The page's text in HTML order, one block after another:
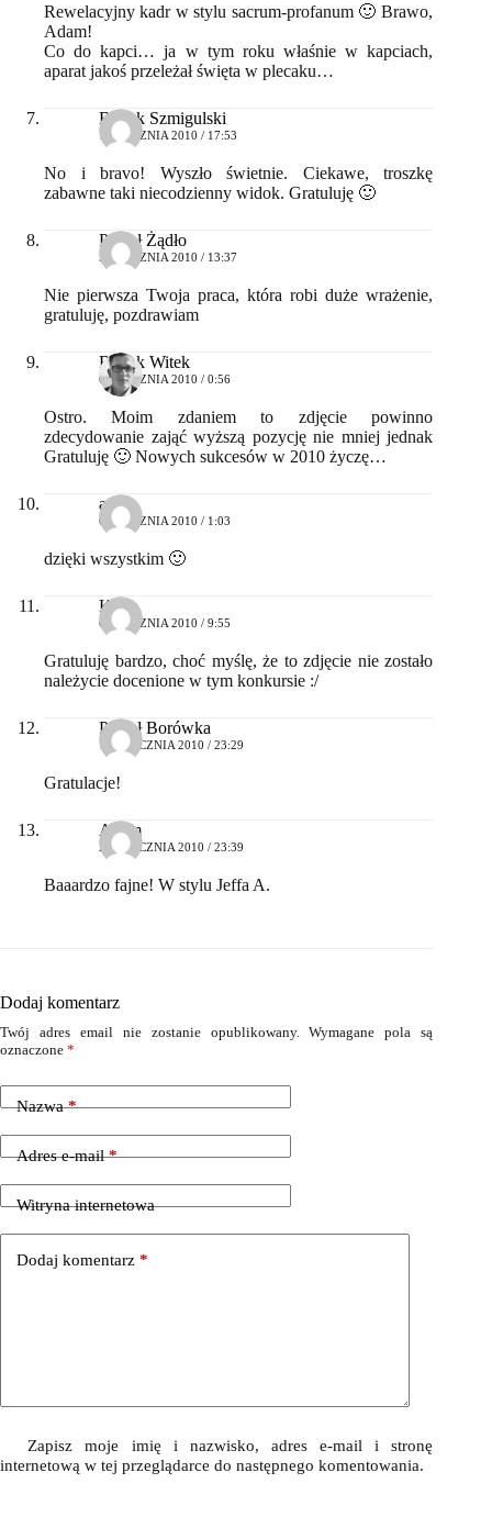
Rewelacyjny kadr w stylu sacrum-profanum 🙂 Brawo,
Adam!
Co do kapci… ja w tym roku właśnie w kapciach,
aparat jakoś przeleżał święta w plecaku…
Bartek Szmigulski
1 STYCZNIA 2010 / 17:53
No i bravo! Wyszło świetnie. Ciekawe, troszkę
zabawne taki niecodzienny widok. Gratuluję 🙂
Paweł Żądło
5 STYCZNIA 2010 / 13:37
Nie pierwsza Twoja praca, która robi duże wrażenie,
gratuluję, pozdrawiam
Bartek Witek
6 STYCZNIA 2010 / 0:56
Ostro. Moim zdaniem to zdjęcie powinno
zdecydowanie zająć wyższą pozycję nie mniej jednak
Gratuluję 🙂 Nowych sukcesów w 2010 życzę…
adam
6 STYCZNIA 2010 / 1:03
dzięki wszystkim 🙂
Kasia
6 STYCZNIA 2010 / 9:55
Gratuluję bardzo, choć myślę, że to zdjęcie nie zostało
należycie docenione w tym konkursie :/
Paweł Borówka
14 STYCZNIA 2010 / 23:29
Gratulacje!
Adam
27 STYCZNIA 2010 / 23:39
Baaardzo fajne! W stylu Jeffa A.
Dodaj komentarz
Twój adres email nie zostanie opublikowany.
Wymagane pola są
oznaczone *
Nazwa*
Adres e-mail*
Witryna internetowa
Dodaj komentarz *
Zapisz moje imię i nazwisko, adres e-mail i stronę
internetową w tej przeglądarce do następnego komentowania.